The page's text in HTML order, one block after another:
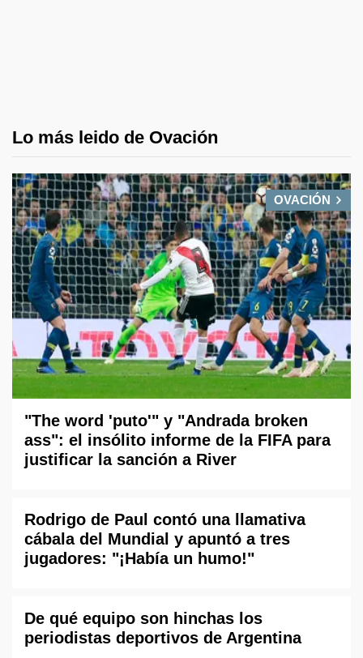
Lo más leido de Ovación
OVACIÓN
"The word 'puto'" y "Andrada broken
ass": el insólito informe de la FIFA para
justificar la sanción a River
Rodrigo de Paul contó una llamativa
cábala del Mundial y apuntó a tres
jugadores: "¡Había un humo!"
De qué equipo son hinchas los
periodistas deportivos de Argentina